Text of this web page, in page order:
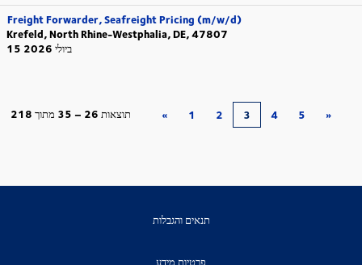
Freight Forwarder, Seafreight Pricing (m/w/d)
Krefeld, North Rhine-Westphalia, DE, 47807
15 ביולי 2026
תוצאות 26 – 35 מתוך 218 « 1 2 3 4 5 »
תנאים והגבלות
פרטיות מידע